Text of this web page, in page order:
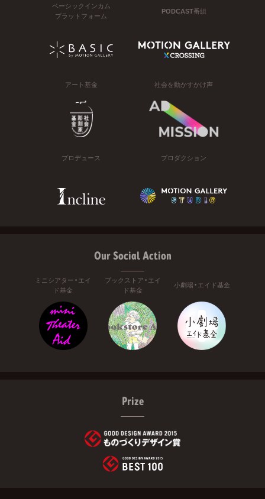
ベーシックインカム
プラットフォーム
PODCAST番組
アート基金 社会を動かすかけ声
プロデュース プロダクション
Our Social Action
ミニシアター・エイ
ド基金
ブックストア・エイ
ド基金
小劇場・エイド基金
Prize